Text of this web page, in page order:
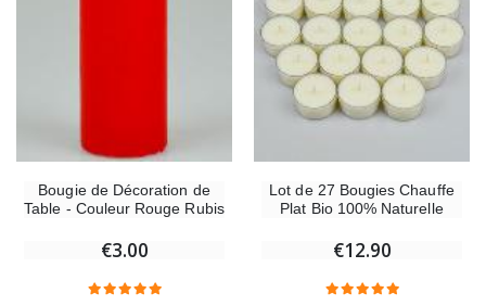
Bougie de Décoration de
Table - Couleur Rouge Rubis
€3.00
Lot de 27 Bougies Chauffe
Plat Bio 100% Naturelle
€12.90